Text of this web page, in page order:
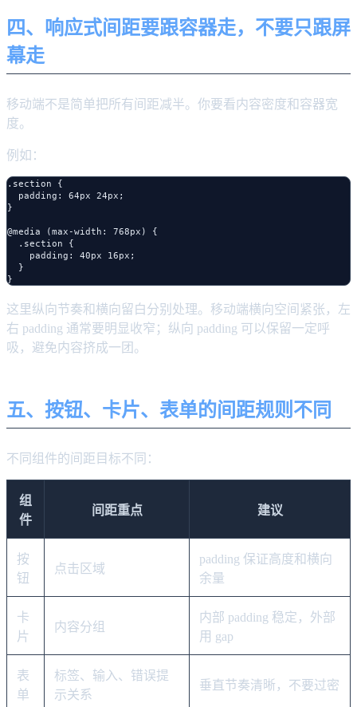
四、响应式间距要跟容器走，不要只跟屏
幕走
移动端不是简单把所有间距减半。你要看内容密度和容器宽
度。
例如：
.section {
  padding: 64px 24px;
}
@media (max-width: 768px) {
  .section {
    padding: 40px 16px;
  }
这里纵向节奏和横向留白分别处理。移动端横向空间紧张，左
右 padding 通常要明显收窄；纵向 padding 可以保留一定呼
吸，避免内容挤成一团。
五、按钮、卡片、表单的间距规则不同
不同组件的间距目标不同：
组
件
间距重点 建议
按
钮
点击区域
padding 保证高度和横向
余量
卡
片
内容分组
内部 padding 稳定，外部
用 gap
表
单
标签、输入、错误提
示关系
垂直节奏清晰，不要过密